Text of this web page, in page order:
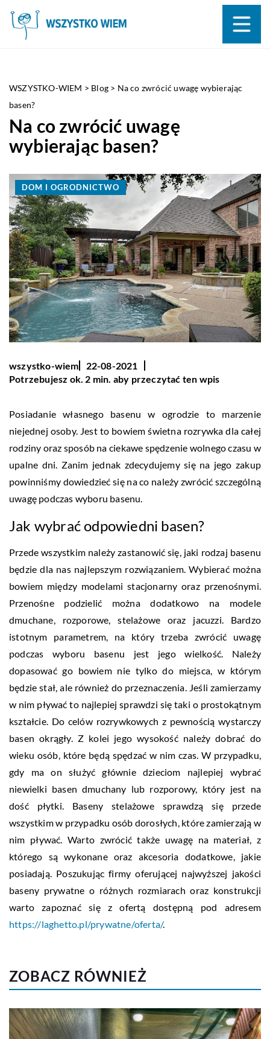
WSZYSTKO-WIEM > Blog > Na co zwrócić uwagę wybierając
basen?
Na co zwrócić uwagę
wybierając basen?
DOM I OGRODNICTWO
wszystko-wiem
22-08-2021
Potrzebujesz ok. 2 min. aby przeczytać ten wpis
Posiadanie własnego basenu w ogrodzie to marzenie
niejednej osoby. Jest to bowiem świetna rozrywka dla całej
rodziny oraz sposób na ciekawe spędzenie wolnego czasu w
upalne dni. Zanim jednak zdecydujemy się na jego zakup
powinniśmy dowiedzieć się na co należy zwrócić szczególną
uwagę podczas wyboru basenu.
Jak wybrać odpowiedni basen?
Przede wszystkim należy zastanowić się, jaki rodzaj basenu
będzie dla nas najlepszym rozwiązaniem. Wybierać można
bowiem między modelami stacjonarny oraz przenośnymi.
Przenośne podzielić można dodatkowo na modele
dmuchane, rozporowe, stelażowe oraz jacuzzi. Bardzo
istotnym parametrem, na który trzeba zwrócić uwagę
podczas wyboru basenu jest jego wielkość. Należy
dopasować go bowiem nie tylko do miejsca, w którym
będzie stał, ale również do przeznaczenia. Jeśli zamierzamy
w nim pływać to najlepiej sprawdzi się taki o prostokątnym
kształcie. Do celów rozrywkowych z pewnością wystarczy
basen okrągły. Z kolei jego wysokość należy dobrać do
wieku osób, które będą spędzać w nim czas. W przypadku,
gdy ma on służyć głównie dzieciom najlepiej wybrać
niewielki basen dmuchany lub rozporowy, który jest na
dość płytki. Baseny stelażowe sprawdzą się przede
wszystkim w przypadku osób dorosłych, które zamierzają w
nim pływać. Warto zwrócić także uwagę na materiał, z
którego są wykonane oraz akcesoria dodatkowe, jakie
posiadają. Poszukując firmy oferującej najwyższej jakości
baseny prywatne o różnych rozmiarach oraz konstrukcji
warto zapoznać się z ofertą dostępną pod adresem
https://laghetto.pl/prywatne/oferta/.
ZOBACZ RÓWNIEŻ